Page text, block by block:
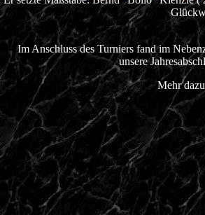
Im Anschluss des Turniers fand im
unsere
Mehr